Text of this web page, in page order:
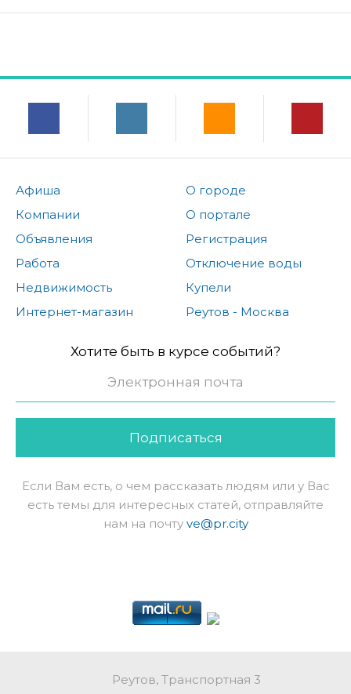
Афиша
Компании
Объявления
Работа
Недвижимость
Интернет-магазин
О городе
О портале
Регистрация
Отключение воды
Купели
Реутов - Москва
Хотите быть в курсе событий?
Подписаться
Если Вам есть, о чем рассказать людям или у Вас
есть темы для интересных статей, отправляйте
нам на почту ve@pr.city
Реутов, Транспортная 3